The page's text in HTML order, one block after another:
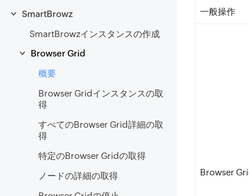
SmartBrowz
SmartBrowzインスタンスの作成
Browser Grid
概要
Browser Gridインスタンスの取
得
すべてのBrowser Grid詳細の取
得
特定のBrowser Gridの取得
ノードの詳細の取得
一般操作
Browser